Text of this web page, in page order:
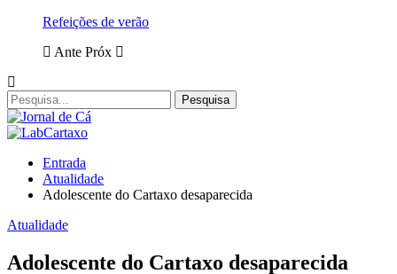
Refeições de verão
Ante Próx
Entrada
Atualidade
Adolescente do Cartaxo desaparecida
Atualidade
Adolescente do Cartaxo desaparecida